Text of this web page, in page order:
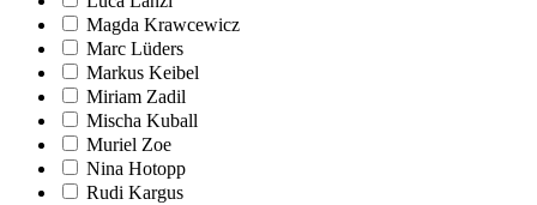
Magda Krawcewicz
Marc Lüders
Markus Keibel
Miriam Zadil
Mischa Kuball
Muriel Zoe
Nina Hotopp
Rudi Kargus